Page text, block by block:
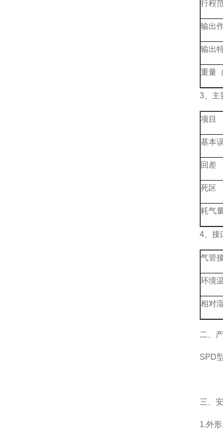
行程
输出
输出
重量
3、主
项目
基本
回差
死区
耗气
4、接
气管
环境
相对
二、
SPD
三、
1.外